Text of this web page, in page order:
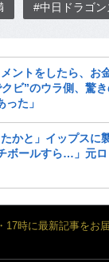
#中日ドラゴン
ントをしたら、お
ビ”のウラ側、驚
た」
かと」イップスに
ボールすら…」元
17時に最新記事をお